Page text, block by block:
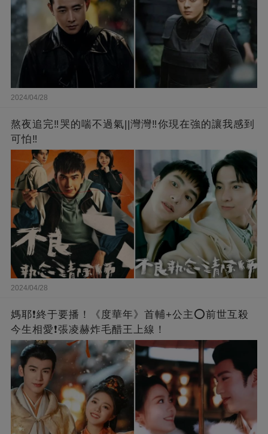
2024/04/28
熬夜追完‼️哭的喘不過氣||灣灣‼️你現在強的讓我感到
可怕‼️
2024/04/28
媽耶❗️終于要播！《度華年》首輔+公主⭕前世互殺
今生相愛❗張凌赫炸毛醋王上線！